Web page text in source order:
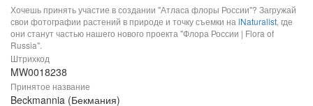
Хочешь принять участие в создании "Атласа флоры России"? Загружай
свои фотографии растений в природе и точку съемки на iNaturalist, где
они станут частью нашего нового проекта "Флора России | Flora of
Russia".
Штрихкод
MW0018238
Принятое название
Beckmannia (Бекмания)